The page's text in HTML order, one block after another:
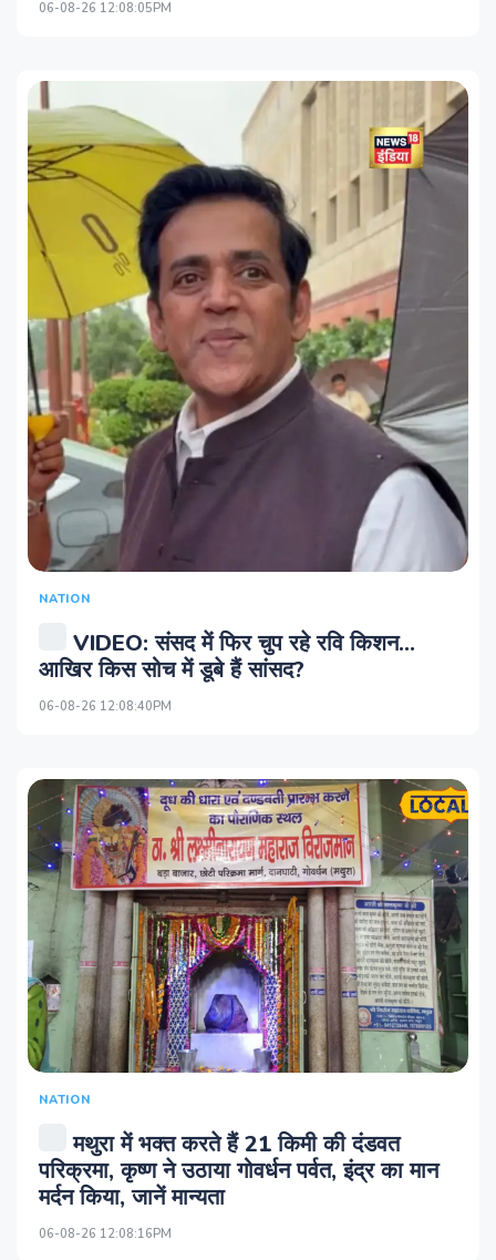
06-08-26 12:08:05PM
NATION
VIDEO: संसद में फिर चुप रहे रवि किशन...
आखिर किस सोच में डूबे हैं सांसद?
06-08-26 12:08:40PM
NATION
मथुरा में भक्त करते हैं 21 किमी की दंडवत
परिक्रमा, कृष्ण ने उठाया गोवर्धन पर्वत, इंद्र का मान
मर्दन किया, जानें मान्यता
06-08-26 12:08:16PM